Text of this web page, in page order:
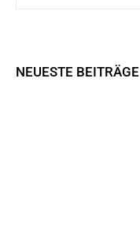
NEUESTE BEITRÄGE